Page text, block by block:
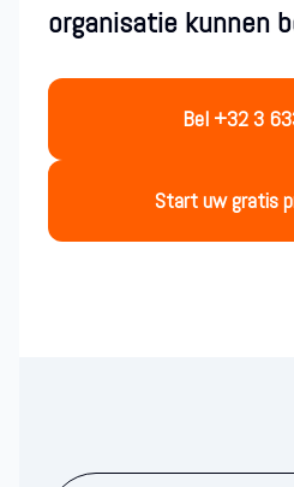
organisatie kunnen
Bel +32 3
Start uw gratis